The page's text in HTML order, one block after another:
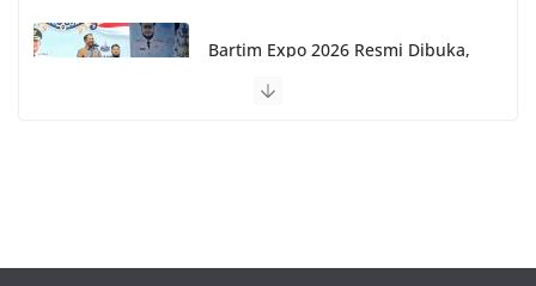
Bartim Expo 2026 Resmi Dibuka,
Ekonomi Masyarakat